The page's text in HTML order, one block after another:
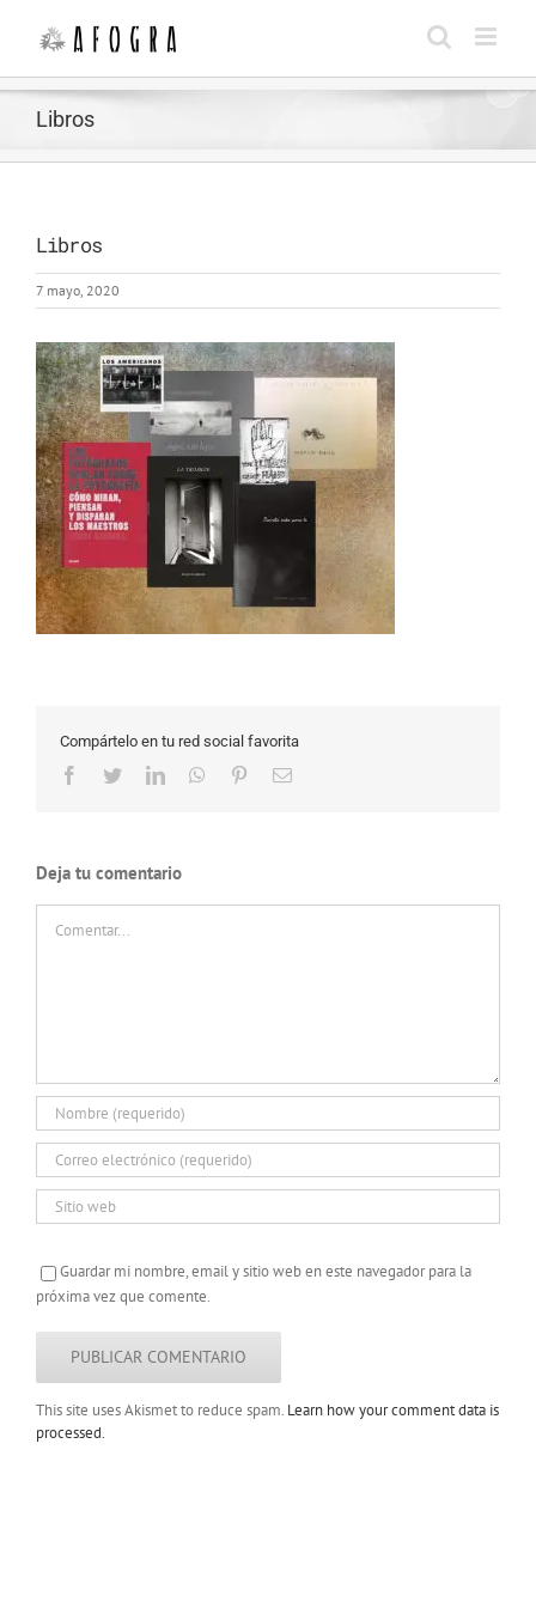
contenido
Libros
Libros
7 mayo, 2020
Compártelo en tu red social favorita
Facebook
TwitterLinkedInWhatsApp
PinterestCorreo
Deja tu comentario
Guardar mi nombre, email y sitio web en este navegador para la
próxima vez que comente.
This site uses Akismet to reduce spam. Learn how your comment data is
processed.